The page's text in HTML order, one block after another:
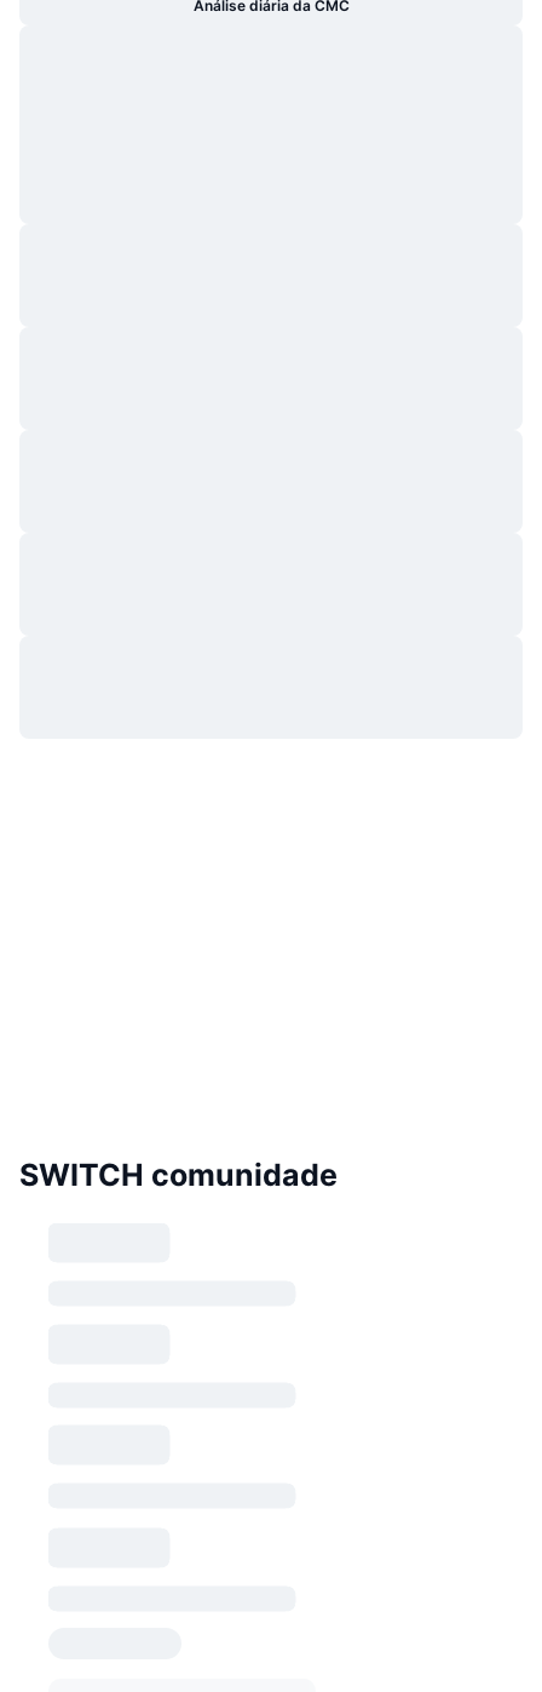
Análise diária da CMC
SWITCH comunidade